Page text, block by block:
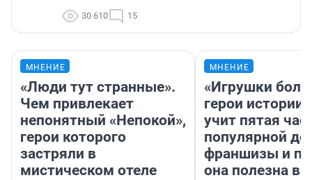
30 610 15
МНЕНИЕ
«Люди тут странные».
Чем привлекает
непонятный «Непокой»,
герои которого
застряли в
мистическом отеле
МНЕНИЕ
«Игрушки
герои
учит пятая
популярной
франшизы и
она полезна